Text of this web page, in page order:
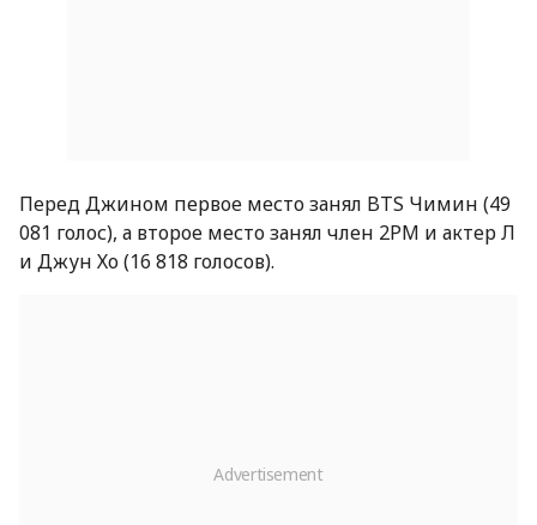
Перед Джином первое место занял BTS Чимин (49
081 голос), а второе место занял член 2PM и актер Л
и Джун Хо (16 818 голосов).